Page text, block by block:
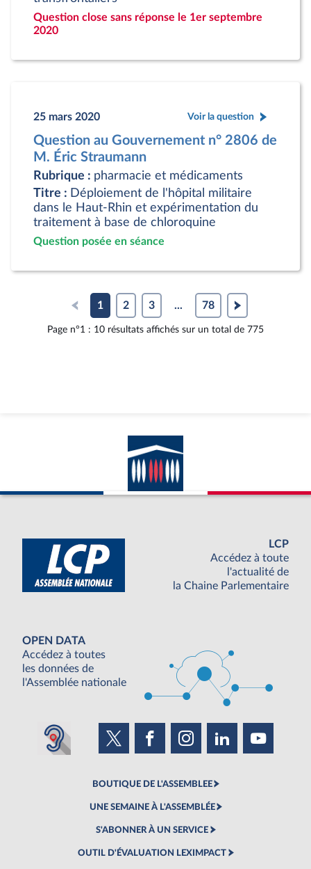
Question close sans réponse le 1er septembre
2020
25 mars 2020 Voir la question
Question au Gouvernement n° 2806 de
M. Éric Straumann
Rubrique : pharmacie et médicaments
Titre : Déploiement de l'hôpital militaire
dans le Haut-Rhin et expérimentation du
traitement à base de chloroquine
Question posée en séance
1 2 3 ... 78
Page n°1 : 10 résultats affichés sur un total de 775
LCP
Accédez à toute
l'actualité de
la Chaine Parlementaire
OPEN DATA
Accédez à toutes
les données de
l'Assemblée nationale
BOUTIQUE DE L'ASSEMBLEE
UNE SEMAINE À L'ASSEMBLÉE
S'ABONNER À UN SERVICE
OUTIL D'ÉVALUATION LEXIMPACT